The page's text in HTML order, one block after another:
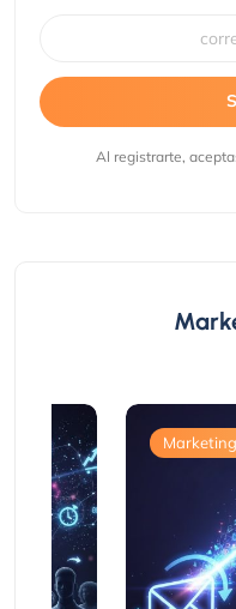
Al registrarte,
Marketing